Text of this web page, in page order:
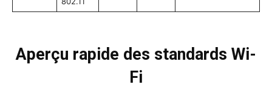
Aperçu rapide des standards Wi-
Fi